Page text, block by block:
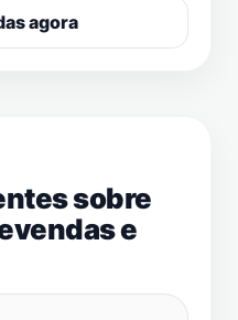
agora
sobre
e